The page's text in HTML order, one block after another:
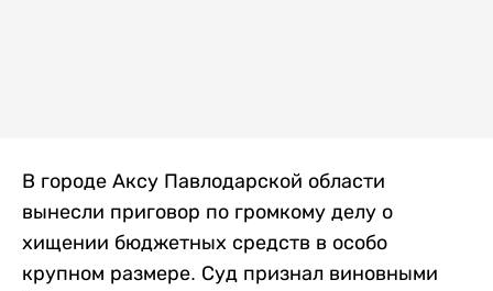
В городе Аксу Павлодарской области
вынесли приговор по громкому делу о
хищении бюджетных средств в особо
крупном размере. Суд признал виновными